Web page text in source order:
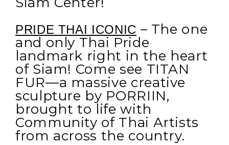
PRIDE THAI ICONIC – The one
and only Thai Pride
landmark right in the heart
of Siam! Come see TITAN
FUR—a massive creative
sculpture by PORRIIN,
brought to life with
Community of Thai Artists
from across the country.